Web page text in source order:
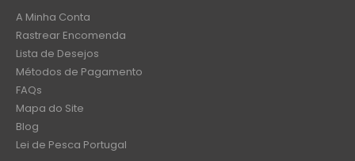
A Minha Conta
Rastrear Encomenda
Lista de Desejos
Métodos de Pagamento
FAQs
Mapa do Site
Blog
Lei de Pesca Portugal